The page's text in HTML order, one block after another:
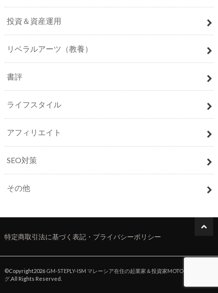
投資＆資産運用
リベラルアーツ（教養）
書評
ライフスタイル
アフィリエイト
SEO対策
その他
特定商取引法に基づく表記・プライバシーポリシー
©Copyright2026 GM-STEPLY-ISM マレーシア在住の起業家＆投資家MOTO公式ブロ
グ.All Rights Reserved.